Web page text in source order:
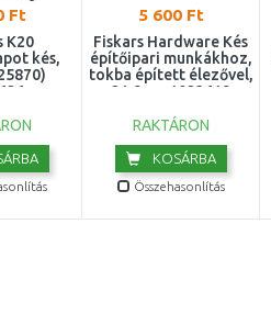
Ft
K20
kés,
5 600 Ft
Fiskars Hardware Kés
építőipari munkákhoz,
tokba épített élezővel,
21,9 cm 1023619
RAKTÁRON
KOSÁRBA
Összehasonlítás